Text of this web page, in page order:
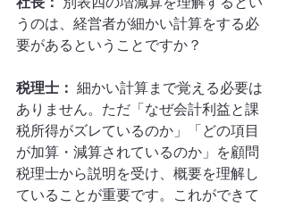
うのは、経営者が細かい計算をする必
要があるということですか？
税理士： 細かい計算まで覚える必要は
ありません。ただ「なぜ会計利益と課
税所得がズレているのか」「どの項目
が加算・減算されているのか」を顧問
税理士から説明を受け、概要を理解し
ていることが重要です。これができて